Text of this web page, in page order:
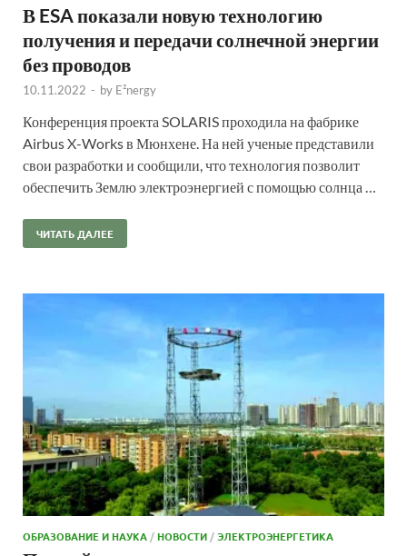
В ESA показали новую технологию
получения и передачи солнечной энергии
без проводов
10.11.2022 - by E²nergy
Конференция проекта SOLARIS проходила на фабрике
Airbus X-Works в Мюнхене. На ней ученые представили
свои разработки и сообщили, что технология позволит
обеспечить Землю электроэнергией с помощью солнца …
ЧИТАТЬ ДАЛЕЕ
ОБРАЗОВАНИЕ И НАУКА/НОВОСТИ/ЭЛЕКТРОЭНЕРГЕТИКА